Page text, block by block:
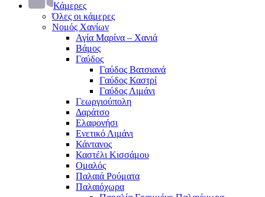
Κάμερες
Όλες οι κάμερες
Νομός Χανίων
Αγία Μαρίνα – Χανιά
Βάμος
Γαύδος
Γαύδος Βατσιανά
Γαύδος Καστρί
Γαύδος Λιμάνι
Γεωργιούπολη
Δαράτσο
Ελαφονήσι
Ενετικό Λιμάνι
Κάντανος
Καστέλι Κισσάμου
Ομαλός
Παλαιά Ρούματα
Παλαιόχωρα